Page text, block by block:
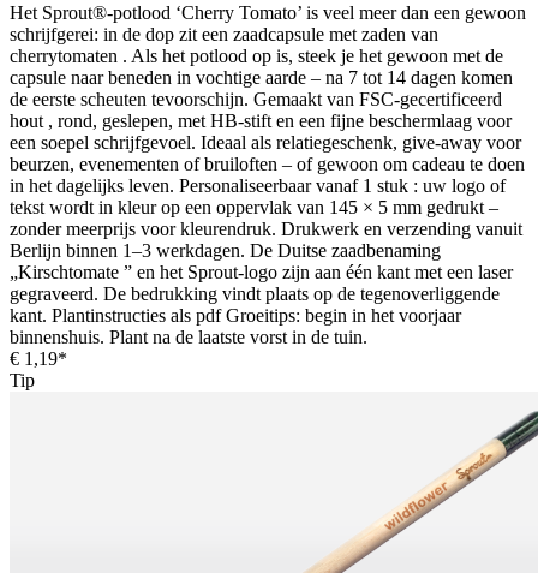
Het Sprout®-potlood ‘Cherry Tomato’ is veel meer dan een gewoon
schrijfgerei: in de dop zit een zaadcapsule met zaden van
cherrytomaten . Als het potlood op is, steek je het gewoon met de
capsule naar beneden in vochtige aarde – na 7 tot 14 dagen komen
de eerste scheuten tevoorschijn. Gemaakt van FSC-gecertificeerd
hout , rond, geslepen, met HB-stift en een fijne beschermlaag voor
een soepel schrijfgevoel. Ideaal als relatiegeschenk, give-away voor
beurzen, evenementen of bruiloften – of gewoon om cadeau te doen
in het dagelijks leven. Personaliseerbaar vanaf 1 stuk : uw logo of
tekst wordt in kleur op een oppervlak van 145 × 5 mm gedrukt –
zonder meerprijs voor kleurendruk. Drukwerk en verzending vanuit
Berlijn binnen 1–3 werkdagen. De Duitse zaadbenaming
„Kirschtomate ” en het Sprout-logo zijn aan één kant met een laser
gegraveerd. De bedrukking vindt plaats op de tegenoverliggende
kant. Plantinstructies als pdf Groeitips: begin in het voorjaar
binnenshuis. Plant na de laatste vorst in de tuin.
€ 1,19*
Tip